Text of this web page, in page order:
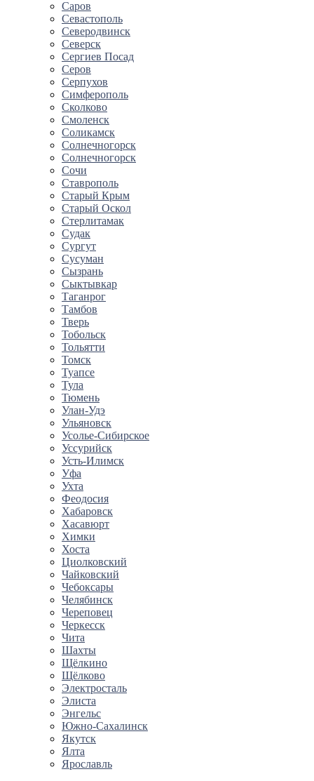
Саров
Севастополь
Северодвинск
Северск
Сергиев Посад
Серов
Серпухов
Симферополь
Сколково
Смоленск
Соликамск
Солнечногорск
Солнечногорск
Сочи
Ставрополь
Старый Крым
Старый Оскол
Стерлитамак
Судак
Сургут
Сусуман
Сызрань
Сыктывкар
Таганрог
Тамбов
Тверь
Тобольск
Тольятти
Томск
Туапсе
Тула
Тюмень
Улан-Удэ
Ульяновск
Усолье-Сибирское
Уссурийск
Усть-Илимск
Уфа
Ухта
Феодосия
Хабаровск
Хасавюрт
Химки
Хоста
Циолковский
Чайковский
Чебоксары
Челябинск
Череповец
Черкесск
Чита
Шахты
Щёлкино
Щёлково
Электросталь
Элиста
Энгельс
Южно-Сахалинск
Якутск
Ялта
Ярославль